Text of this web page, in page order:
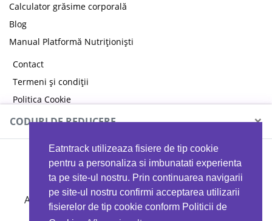
Eatntrack utilizeaza fisiere de tip cookie
pentru a personaliza si imbunatati experienta
ta pe site-ul nostru. Prin continuarea navigarii
pe site-ul nostru confirmi acceptarea utilizarii
fisierelor de tip cookie conform Politicii de
Calculator grăsime corporală
Blog
Manual Platformă Nutriționiști
Contact
Termeni și condiții
Politica Cookie
Politica de confidențialitate
CODURI DE REDUCERE ×
MYPROTEIN
Ai 40%reducere la orice comandă folosind codul
EATTRACK